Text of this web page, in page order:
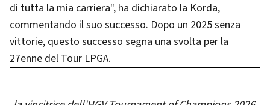
di tutta la mia carriera", ha dichiarato la Korda,
commentando il suo successo. Dopo un 2025 senza
vittorie, questo successo segna una svolta per la
27enne del Tour LPGA.